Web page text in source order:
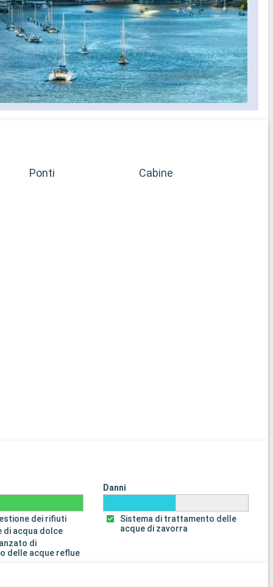
Ponti Cabine
dei rifiuti
di acqua dolce
di
delle acque reflue
Danni
Sistema di trattamento delle
acque di zavorra